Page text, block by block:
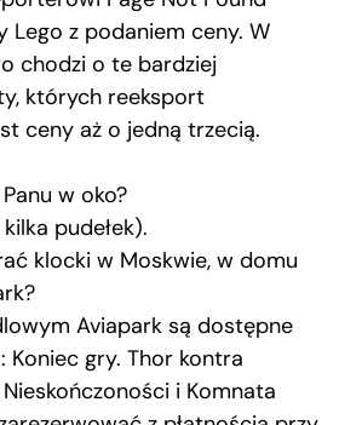
Lego z podaniem ceny. W
chodzi o te bardziej
których reeksport
ceny aż o jedną trzecią.
w oko?
pudełek).
klocki w Moskwie, w domu
Aviapark są dostępne
Koniec gry. Thor kontra
i Komnata